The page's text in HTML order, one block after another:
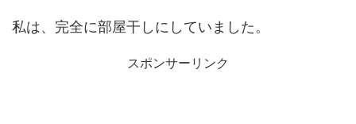
私は、完全に部屋干しにしていました。
スポンサーリンク